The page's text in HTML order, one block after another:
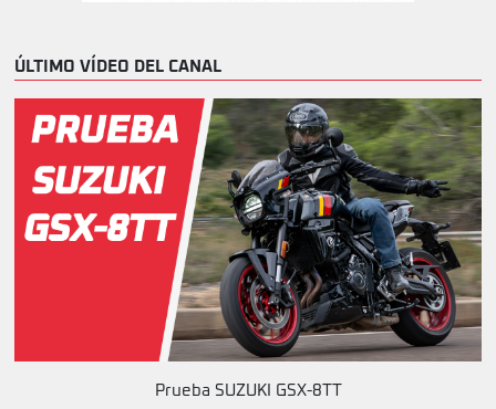
ÚLTIMO VÍDEO DEL CANAL
Prueba SUZUKI GSX-8TT